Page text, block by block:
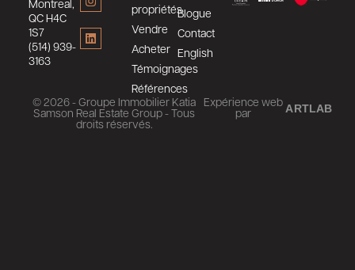
Montreal,
QC H4C
1S7
(514) 939-
3163
propriétés
Vendre
Acheter
Témoignages
Références
Blogue
Contact
English
© 2026 - Groupe Immobilier Katia
Samson Real Estate Group - Tous
droits réservés.
Expérience web
par ARTLAB